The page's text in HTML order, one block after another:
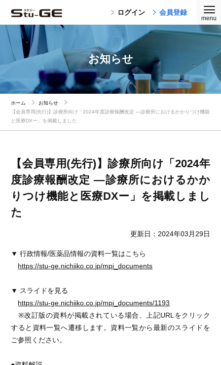
ログイン 会員登録
お知らせ
ホーム
お知らせ
【会員専用(先行)】診療所向け「2024年度診療報酬改定 ―診療所におけるかかりつけ機能
と医療DXー」を掲載しました
【会員専用(先行)】診療所向け「2024年
度診療報酬改定 ―診療所におけるかか
りつけ機能と医療DXー」を掲載しまし
た
更新日：2024年03月29日
▼ 行政情報/医薬品情報の資料一覧はこちら
https://stu-ge.nichiiko.co.jp/mpi_documents
▼ スライドを見る
https://stu-ge.nichiiko.co.jp/mpi_documents/1193
※改訂版の資料が掲載されている場合、上記URLをクリック
すると資料一覧へ遷移します。資料一覧から最新のスライドを
ご参照ください。